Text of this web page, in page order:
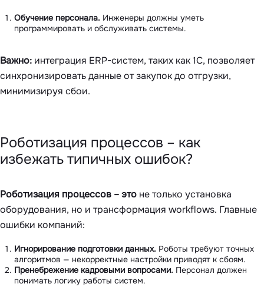
Обучение персонала. Инженеры должны уметь
программировать и обслуживать системы.
Важно: интеграция ERP-систем, таких как 1C, позволяет
синхронизировать данные от закупок до отгрузки,
минимизируя сбои.
Роботизация процессов – как
избежать типичных ошибок?
Роботизация процессов – это не только установка
оборудования, но и трансформация workflows. Главные
ошибки компаний:
Игнорирование подготовки данных. Роботы требуют точных
алгоритмов — некорректные настройки приводят к сбоям.
Пренебрежение кадровыми вопросами. Персонал должен
понимать логику работы систем.